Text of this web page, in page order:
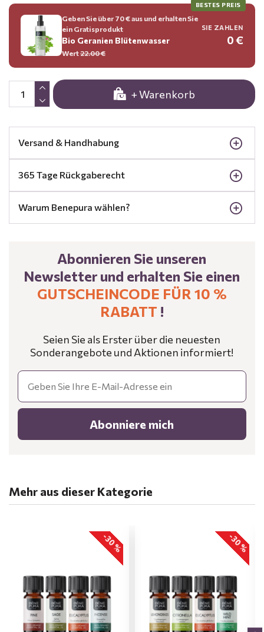
+ Warenkorb
BESTES PREIS
Geben Sie über 70 € aus und erhalten Sie
ein Gratisprodukt
Bio Geranien Blütenwasser
Wert22.00 €
SIE ZAHLEN
0 €
Versand & Handhabung
365 Tage Rückgaberecht
Warum Benepura wählen?
Abonnieren Sie unseren
Newsletter und erhalten Sie einen
GUTSCHEINCODE FÜR 10 %
RABATT !
Seien Sie als Erster über die neuesten
Sonderangebote und Aktionen informiert!
Email
Abonniere mich
Mehr aus dieser Kategorie
-30 % -30 %